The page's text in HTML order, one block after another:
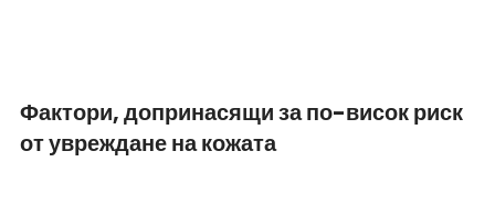
Фактори, допринасящи за по-висок риск
от увреждане на кожата